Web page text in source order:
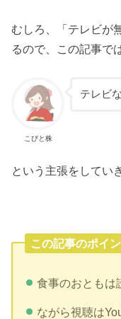
むしろ、「テレビが
るので、この記事で
こびと株
テレビ
という主張をしてい
この記事のポイ
食事のおともは
ながら視聴は